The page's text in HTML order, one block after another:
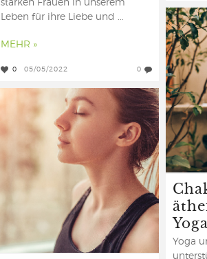
starken Frauen in unserem
Leben für ihre Liebe und ...
MEHR »
0 05/05/2022 0
Yoga
Yoga